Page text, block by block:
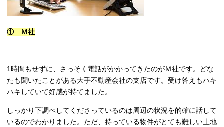
① Ｍ社
1時間もせずに、さっそく電話がかかってきたのがＭ社です。どな
たも聞いたことがある大手不動産会社の支店です。受け答えもハキ
ハキしていて好感が持てました。
しっかり下調べしてくださっているのは周辺の状況を的確に話して
いるのでわかりました。ただ、持っている物件がとても難しい土地